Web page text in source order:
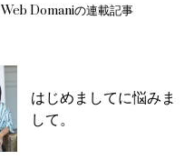
Web Domaniの連載記事
はじめましてに悩みま
して。